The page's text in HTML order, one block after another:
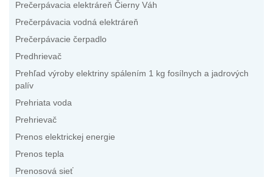
Prečerpávacia elektráreň Čierny Váh
Prečerpávacia vodná elektráreň
Prečerpávacie čerpadlo
Predhrievač
Prehľad výroby elektriny spálením 1 kg fosílnych a jadrových
palív
Prehriata voda
Prehrievač
Prenos elektrickej energie
Prenos tepla
Prenosová sieť